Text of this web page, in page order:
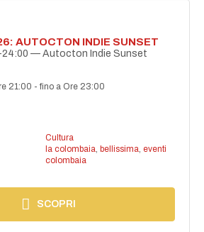
AUTOCTON INDIE SUNSET
— Autocton Indie Sunset
21:00 -fino a Ore 23:00
Cultura
la colombaia, bellissima, eventi
colombaia
SCOPRI